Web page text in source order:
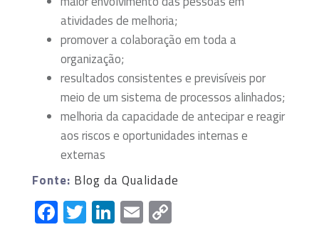
atividades de melhoria;
promover a colaboração em toda a
organização;
resultados consistentes e previsíveis por
meio de um sistema de processos alinhados;
melhoria da capacidade de antecipar e reagir
aos riscos e oportunidades internas e
externas
Fonte: Blog da Qualidade
Facebook
Twitter
LinkedIn
Email